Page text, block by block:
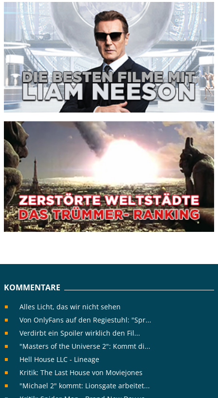
KOMMENTARE
Alles Licht, das wir nicht sehen
Von OnlyFans auf den Regiestuhl: "Spr...
Verdirbt ein Spoiler wirklich den Fil...
"Masters of the Universe 2": Kommt di...
Hell House LLC - Lineage
Kritik: The Last House von Moviejones
"Michael 2" kommt: Lionsgate arbeitet...